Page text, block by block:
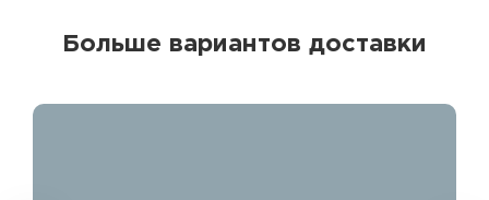
Больше вариантов доставки